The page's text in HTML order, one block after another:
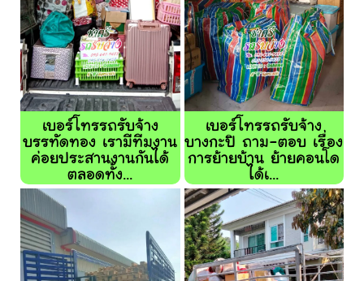
เบอร์โทรรถรับจ้าง
บรรทัดทอง เรามีทีมงาน
ค่อยประสานงานกันได้
ตลอดทั้ง...
เบอร์โทรรถรับจ้าง
บางกะปิ ถาม-ตอบ เรื่อง
การย้ายบ้าน ย้ายคอนโด
ได้เ...